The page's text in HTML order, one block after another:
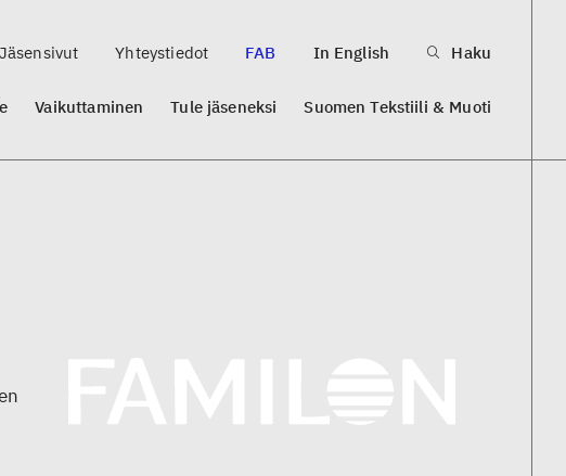
Jäsensivut Yhteystiedot FAB In English Haku
Vaikuttaminen Tule jäseneksi Suomen Tekstiili & Muoti